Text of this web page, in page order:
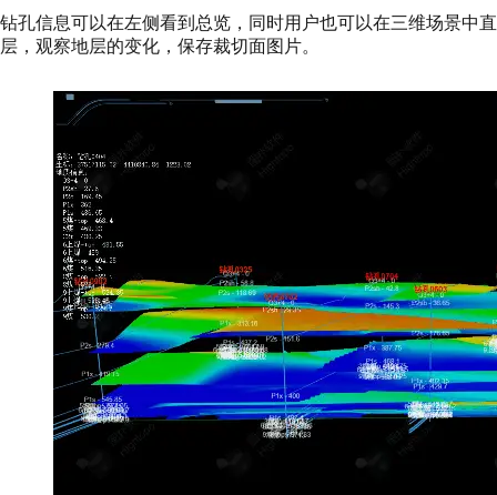
钻孔信息可以在左侧看到总览，同时用户也可以在三维场景中
层，观察地层的变化，保存裁切面图片。